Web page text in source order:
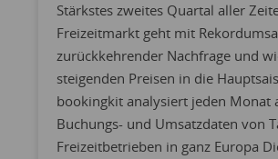
Stärkstes zweites Quartal aller
Freizeitmarkt geht mit
zurückkehrender Nachfrage und
steigenden Preisen in die
bookingkit analysiert jeden Monat
Buchungs- und Umsatzdaten von
Freizeitbetrieben in ganz Europa